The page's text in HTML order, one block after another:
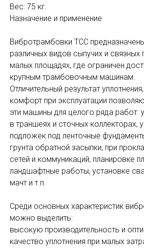
Вес: 75 кг.
Назначение и применение
Вибротрамбовки ТСС
различных видов сыпучих и связных
малых площадях, где ограничен
крупным трамбовочным машинам.
Отличительный результат
комфорт при эксплуатации
эти машины для целого ряда работ:
в траншеях и сточных коллекторах,
подложек под ленточные
грунта обратной засыпки, при
сетей и коммуникаций, планировке
ландшафтные работы, установке
мачт и т.п.
Среди основных характеристик
можно выделить:
высокую производительность и
качество уплотнения при малых